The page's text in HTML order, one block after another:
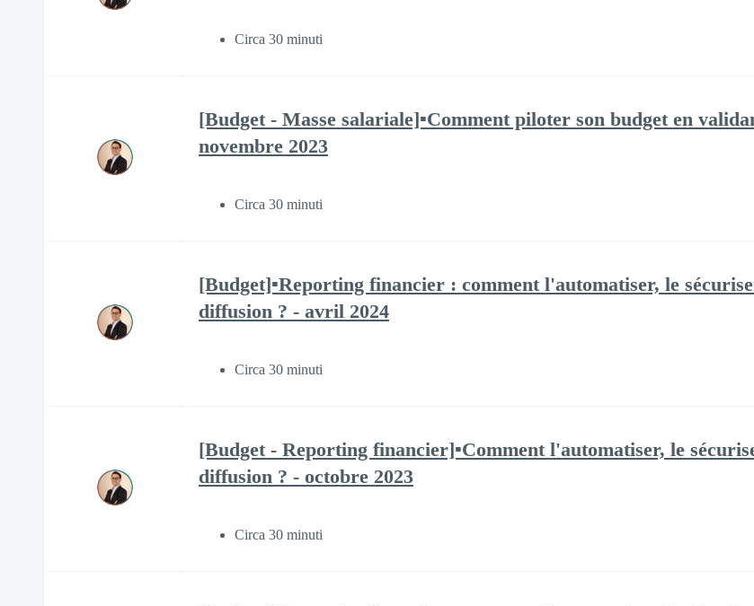
Circa 30 minuti
[Budget - Masse salariale]▪️Comment piloter son budget en
novembre 2023
Circa 30 minuti
[Budget]▪️Reporting financier : comment l'automatiser, le
diffusion ? - avril 2024
Circa 30 minuti
[Budget - Reporting financier]▪️Comment l'automatiser, le
diffusion ? - octobre 2023
Circa 30 minuti